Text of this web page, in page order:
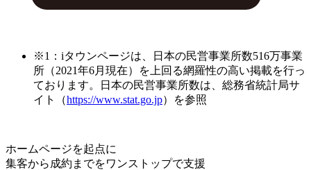
※1：iタウンページは、日本の民営事業所数516万事業
所（2021年6月現在）を上回る網羅性の高い掲載を行っ
ております。日本の民営事業所数は、総務省統計局サ
イト（https://www.stat.go.jp）を参照
ホームページを起点に
集客から成約までをワンストップで支援